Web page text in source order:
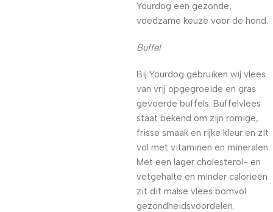
Yourdog een gezonde,
voedzame keuze voor de hond.
Buffel
Bij Yourdog gebruiken wij vlees
van vrij opgegroeide en gras
gevoerde buffels. Buffelvlees
staat bekend om zijn romige,
frisse smaak en rijke kleur en zit
vol met vitaminen en mineralen.
Met een lager cholesterol- en
vetgehalte en minder calorieën
zit dit malse vlees bomvol
gezondheidsvoordelen.